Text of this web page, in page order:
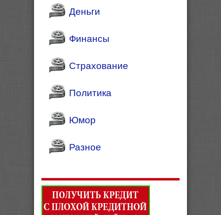
Деньги
Финансы
Страхование
Политика
Юмор
Разное